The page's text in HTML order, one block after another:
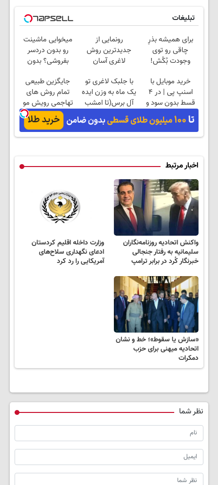
تبلیغات
برای همیشه بذرِ
چاقی رو توی
وجودت بُکُش!
رونمایی از
جدیدترین روش
لاغری آسان
میخوایی ماشینت
رو بدون دردسر
بفروشی؟ بدون
خرید موبایل با
اسنپ پی | در ۴
قسط بدون سود و
کارمزد!
با جلبک لاغری تو
یک ماه به وزن ایده
آل برس(تا امشب
تخفیف ویژه)
جایگزین طبیعی
تمام روش های
تهاجمی رویش مو
اخبار مرتبط
واکنش اتحادیه روزنامه‌نگاران
سلیمانیه به رفتار جنجالی
خبرنگار کُرد در برابر ترامپ
وزارت داخله اقلیم کردستان
ادعای نگهداری سلاح‌های
آمریکایی را رد کرد
«سازش یا سقوط»؛ خط و نشان
اتحادیه میهنی برای حزب
دمکرات
نظر شما